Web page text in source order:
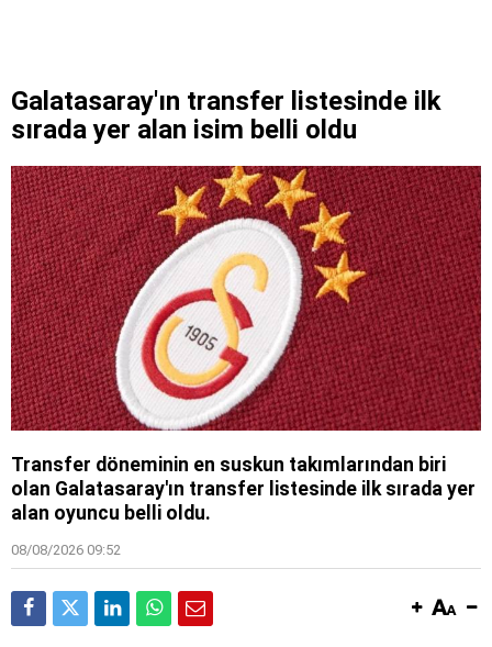
Galatasaray'ın transfer listesinde ilk
sırada yer alan isim belli oldu
Transfer döneminin en suskun takımlarından biri
olan Galatasaray'ın transfer listesinde ilk sırada yer
alan oyuncu belli oldu.
08/08/2026 09:52